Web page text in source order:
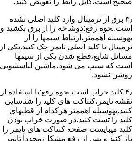
ﺻﺤﯿﺢ اﺳﺖ،ﮐﺎﺑﻞ راﺑﻂ را ﺗﻌﻮﯾﺾ کنید.
۳٫ ﺑﺮق از ﺗﺮﻣﯿﻨﺎل وارد ﮐﻠﯿﺪ اﺻﻠﯽ ﻧﺸﺪه
است.نحوه رﻓﻊ:دوشاخه را از ﺑﺮق بکشید و
بهوسیله اهممتر،ارﺗﺒﺎط سیمها را از
ﺗﺮﻣﯿﻨﺎل ﺗﺎ ﮐﻠﯿﺪ اﺻﻠﯽ ﺗﺎﯾﻤﺮ چک کنید.یکی از
مسائل شایع،ﻗﻄﻊ شدن ﯾﮑﯽ از سیمها
است که سبب می شود،ﻣﺎﺷﯿﻦ لباسشویی
روﺷﻦ نشود.
۴٫ ﮐﻠﯿﺪ ﺧﺮاب اﺳﺖ.نحوه رفع:ﺑﺎ اﺳﺘﻔﺎده از
ﻧﻘﺸﻪ ﺗﺎﯾﻤﺮ،ﮐﻨﺘﺎﮐﺖ ﻫﺎی ﮐﻠﯿﺪ را ﺷﻨﺎﺳﺎﯾﯽ
کنید.بهوسیله اهممتر هرکدام از قطبهای
ﮐﻠﯿﺪ را ﺗﺴﺖ ﮐﻨﯿﺪ.در ﺻﻮرت ﺧﺮاب ﺑﻮدن
ﮐﻠﯿﺪ میبایست ﺻﻔﺤﻪ ﮐﻨﺘﺎﮐﺖ ﻫﺎی ﺗﺎﯾﻤﺮ را
باز کنید و ﭘﺲ از رﻓﻊ مشکل،مجدداً ﺗﺎﯾﻤﺮ